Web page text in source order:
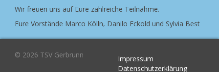
Wir freuen uns auf Eure zahlreiche Teilnahme.
Eure Vorstände Marco Kölln, Danilo Eckold und Sylvia Best
© 2026 TSV Gerbrunn
Impressum
Datenschutzerklärung